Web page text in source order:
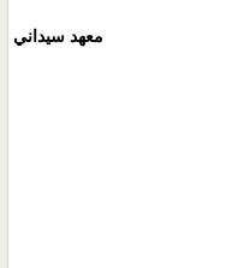
معهد سيداني